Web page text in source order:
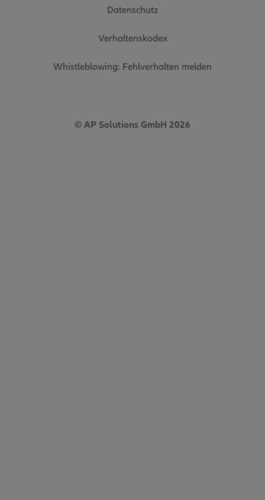
Datenschutz
Verhaltenskodex
Whistleblowing: Fehlverhalten melden
© AP Solutions GmbH 2026